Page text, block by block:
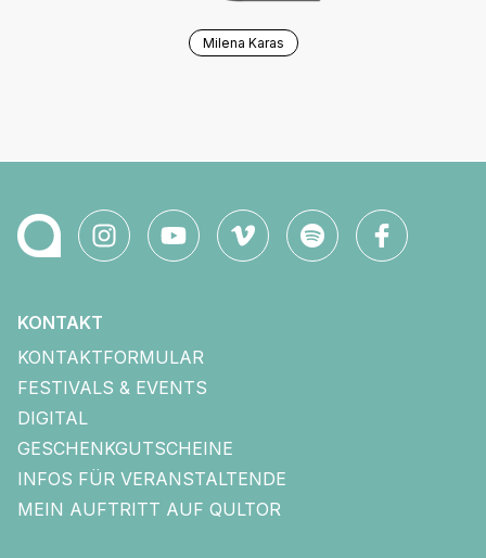
Milena Karas
KONTAKT
KONTAKTFORMULAR
FESTIVALS & EVENTS
DIGITAL
GESCHENKGUTSCHEINE
INFOS FÜR VERANSTALTENDE
MEIN AUFTRITT AUF QULTOR